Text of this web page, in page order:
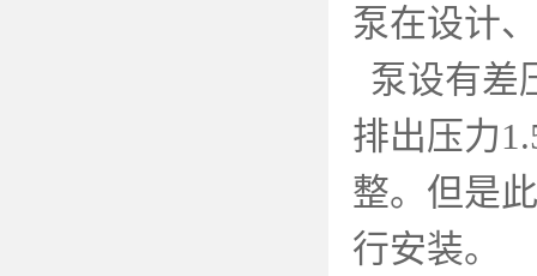
泵在设计
泵设有差
排出压力
整。但是
行安装。